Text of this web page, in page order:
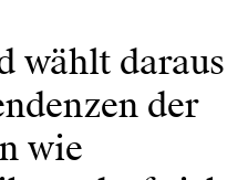
wählt daraus
der
wie